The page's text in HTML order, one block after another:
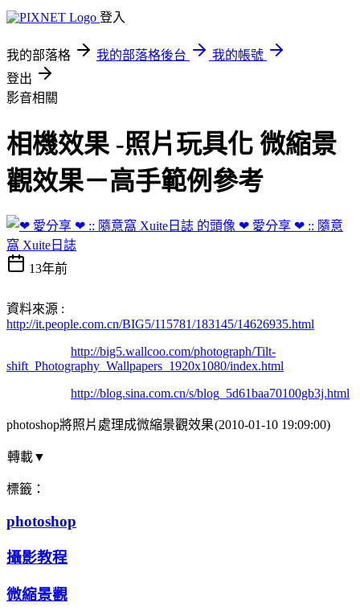
登入
我的部落格 我的部落格後台
我的帳號
登出
影音相關
相機效果 -照片玩具化 微縮景
觀效果－高手範例參考
❤ 愛分享 ❤ :: 隨意
窩 Xuite日誌
13年前
資料來源 :
http://it.people.com.cn/BIG5/115781/183145/14626935.html
http://big5.wallcoo.com/photograph/Tilt-
shift_Photography_Wallpapers_1920x1080/index.html
http://blog.sina.com.cn/s/blog_5d61baa70100gb3j.html
photoshop將照片處理成微縮景觀效果(2010-01-10 19:09:00)
轉載▼
標籤：
photoshop
攝影教程
微縮景觀